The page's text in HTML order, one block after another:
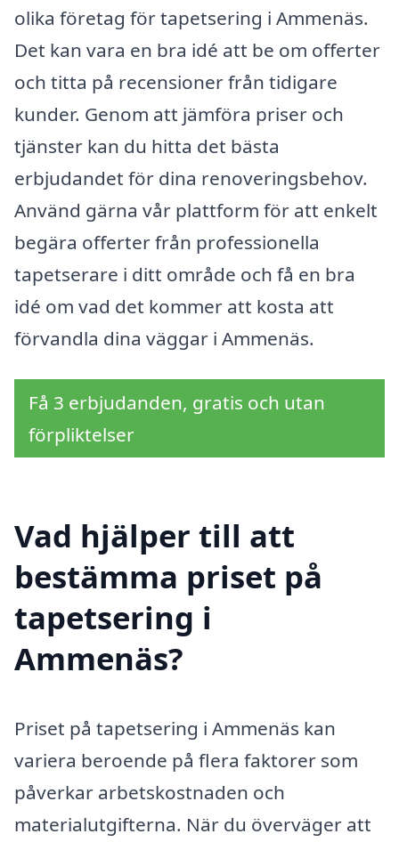
olika företag för tapetsering i Ammenäs.
Det kan vara en bra idé att be om offerter
och titta på recensioner från tidigare
kunder. Genom att jämföra priser och
tjänster kan du hitta det bästa
erbjudandet för dina renoveringsbehov.
Använd gärna vår plattform för att enkelt
begära offerter från professionella
tapetserare i ditt område och få en bra
idé om vad det kommer att kosta att
förvandla dina väggar i Ammenäs.
Få 3 erbjudanden, gratis och utan
förpliktelser
Vad hjälper till att
bestämma priset på
tapetsering i
Ammenäs?
Priset på tapetsering i Ammenäs kan
variera beroende på flera faktorer som
påverkar arbetskostnaden och
materialutgifterna. När du överväger att